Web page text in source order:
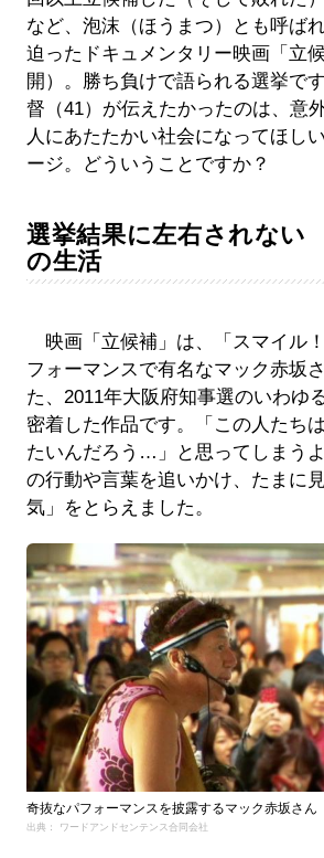
など、泡沫（ほうまつ）とも呼ば
迫ったドキュメンタリー映画「立
開）。勝ち負けで語られる選挙で
督（41）が伝えたかったのは、意
人にあたたかい社会になってほし
ージ。どういうことですか？
選挙結果に左右されな
の生活
映画「立候補」は、「スマイル
フォーマンスで有名なマック赤坂
た、2011年大阪府知事選のいわゆ
密着した作品です。「この人たち
たいんだろう…」と思ってしまう
の行動や言葉を追いかけ、たまに
気」をとらえました。
奇抜なパフォーマンスを披露するマック赤坂さん
出典： ワードアンドセンテンス合同会社